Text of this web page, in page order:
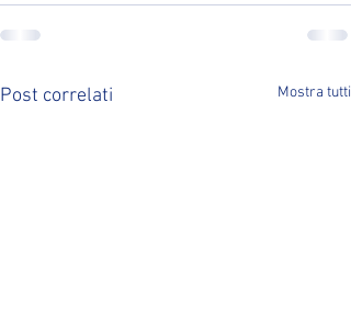
Post correlati Mostra tutti